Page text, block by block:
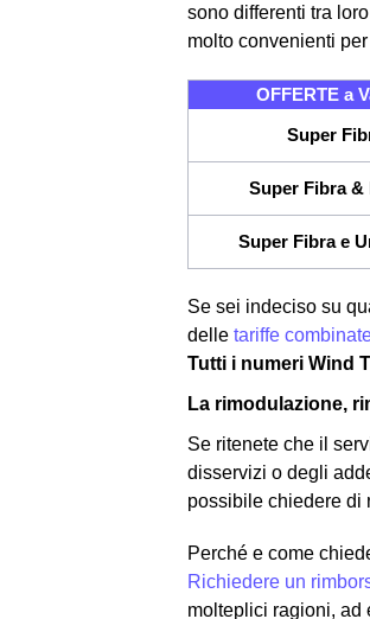
sono differenti tra
molto convenienti
OFFERTE a
Super
Super Fibra &
Super Fibra e
Se sei indeciso su
delle tariffe
Tutti i numeri Wind
La rimodulazione,
Se ritenete che il
disservizi o degli
possibile chiedere di
Perché e come
Richiedere un
molteplici ragioni, ad